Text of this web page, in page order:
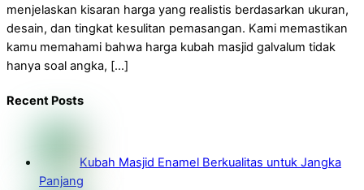
menjelaskan kisaran harga yang realistis berdasarkan ukuran,
desain, dan tingkat kesulitan pemasangan. Kami memastikan
kamu memahami bahwa harga kubah masjid galvalum tidak
hanya soal angka, […]
Recent Posts
Kubah Masjid Enamel Berkualitas untuk Jangka
Panjang